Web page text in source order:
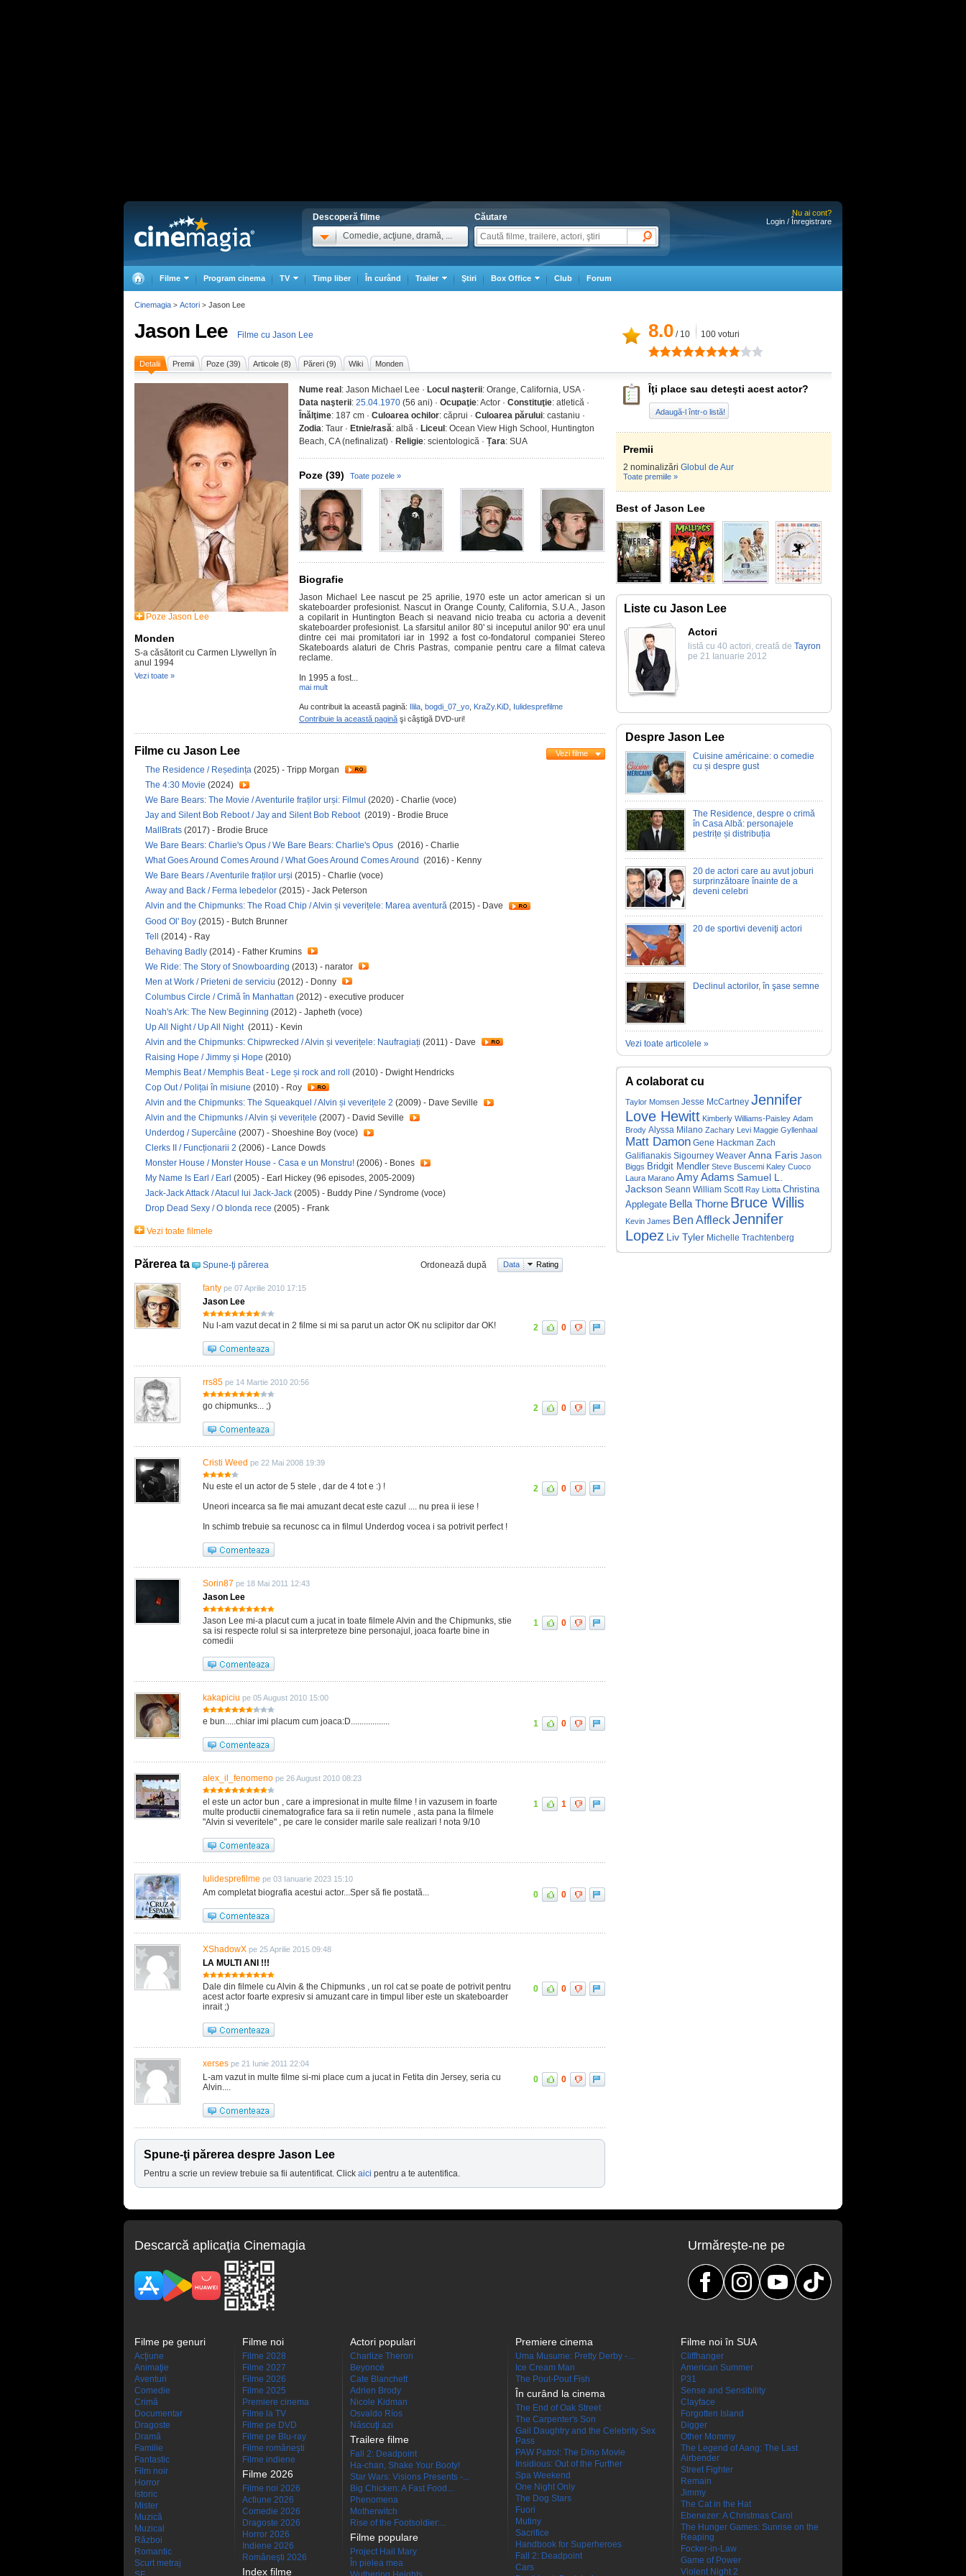
Descoperă filme
Comedie, acţiune, dramă, ...
Căutare
Nu ai cont?
Login / Înregistrare
Filme Program cinema TV Timp liber În curând Trailer Ştiri Box Office Club Forum
Jason Lee Filme cu Jason Lee 8.0 / 10 100 voturi
Detalii Premii Poze (39) Articole (8) Păreri (9) Wiki Monden
Poze Jason Lee
Monden
S-a căsătorit cu Carmen Llywellyn în
anul 1994
Vezi toate »
Nume real : Jason Michael Lee · Locul naşterii: Orange, California, USA ·
Data naşterii: 25.04.1970 (56 ani) · Ocupaţie: Actor · Constituţie: atletică ·
Înălţime: 187 cm · Culoarea ochilor: căprui · Culoarea părului: castaniu ·
Zodia: Taur · Etnie/rasă: albă · Liceul : Ocean View High School, Huntington
Beach, CA (nefinalizat) · Religie: scientologică · Țara: SUA
Poze (39) Toate pozele »
Biografie
Jason Michael Lee nascut pe 25 aprilie, 1970 este un actor american si un
skateboarder profesionist. Nascut in Orange County, California, S.U.A., Jason
a copilarit in Huntington Beach si neavand nicio treaba cu actoria a devenit
skateboarder profesionist. La sfarsitul anilor 80' si inceputul anilor 90' era unul
dintre cei mai promitatori iar in 1992 a fost co-fondatorul companiei Stereo
Skateboards alaturi de Chris Pastras, companie pentru care a filmat cateva
reclame.
In 1995 a fost...
mai mult
Au contribuit la această pagină: Ilila bogdi_07_yo KraZy.KiD Iulidesprefilme
Contribuie la această pagină şi câştigă DVD-uri!
Filme cu Jason Lee Vezi filme
The Residence / Reședința (2025) - Tripp Morgan
The 4:30 Movie (2024)
We Bare Bears: The Movie / Aventurile fraților urși: Filmul (2020) - Charlie (voce)
Jay and Silent Bob Reboot / Jay and Silent Bob Reboot (2019) - Brodie Bruce
MallBrats (2017) - Brodie Bruce
We Bare Bears: Charlie's Opus / We Bare Bears: Charlie's Opus (2016) - Charlie
What Goes Around Comes Around / What Goes Around Comes Around (2016) - Kenny
We Bare Bears / Aventurile fraților urși (2015) - Charlie (voce)
Away and Back / Ferma lebedelor (2015) - Jack Peterson
Alvin and the Chipmunks: The Road Chip / Alvin și veverițele: Marea aventură (2015) - Dave
Good Ol' Boy (2015) - Butch Brunner
Tell (2014) - Ray
Behaving Badly (2014) - Father Krumins
We Ride: The Story of Snowboarding (2013) - narator
Men at Work / Prieteni de serviciu (2012) - Donny
Columbus Circle / Crimă în Manhattan (2012) - executive producer
Noah's Ark: The New Beginning (2012) - Japheth (voce)
Up All Night / Up All Night (2011) - Kevin
Alvin and the Chipmunks: Chipwrecked / Alvin și veverițele: Naufragiați (2011) - Dave
Raising Hope / Jimmy și Hope (2010)
Memphis Beat / Memphis Beat - Lege și rock and roll
(2010) - Dwight Hendricks
Cop Out / Polițai în misiune (2010) - Roy
Alvin and the Chipmunks: The Squeakquel / Alvin și veverițele 2 (2009) - Dave Seville
Alvin and the Chipmunks / Alvin și veverițele (2007) - David Seville
Underdog / Supercâine (2007) - Shoeshine Boy (voce)
Clerks II / Funcționarii 2 (2006) - Lance Dowds
Monster House / Monster House - Casa e un Monstru! (2006) - Bones
My Name Is Earl / Earl (2005) - Earl Hickey (96 episodes, 2005-2009)
Jack-Jack Attack / Atacul lui Jack-Jack (2005) - Buddy Pine / Syndrome (voce)
Drop Dead Sexy / O blonda rece (2005) - Frank
Vezi toate filmele
Părerea ta Spune-ţi părerea Ordonează după Data Rating
fanty pe 07 Aprilie 2010 17:15
Jason Lee
Nu l-am vazut decat in 2 filme si mi sa parut un actor OK nu sclipitor dar OK! 2 0
rrs85 pe 14 Martie 2010 20:56
go chipmunks... ;) 2 0
Cristi Weed pe 22 Mai 2008 19:39
Nu este el un actor de 5 stele , dar de 4 tot e :) !
Uneori incearca sa fie mai amuzant decat este cazul .... nu prea ii iese !
In schimb trebuie sa recunosc ca in filmul Underdog vocea i sa potrivit perfect !
2 0
Sorin87 pe 18 Mai 2011 12:43
Jason Lee
Jason Lee mi-a placut cum a jucat in toate filmele Alvin and the Chipmunks, stie
sa isi respecte rolul si sa interpreteze bine personajul, joaca foarte bine in
comedii
1 0
kakapiciu pe 05 August 2010 15:00
e bun.....chiar imi placum cum joaca:D.................. 1 0
alex_il_fenomeno pe 26 August 2010 08:23
el este un actor bun , care a impresionat in multe filme ! in vazusem in foarte
multe productii cinematografice fara sa ii retin numele , asta pana la filmele
"Alvin si veveritele" , pe care le consider marile sale realizari ! nota 9/10
1 1
Iulidesprefilme pe 03 Ianuarie 2023 15:10
Am completat biografia acestui actor...Sper să fie postată... 0 0
XShadowX pe 25 Aprilie 2015 09:48
LA MULTI ANI !!!
Dale din filmele cu Alvin & the Chipmunks , un rol cat se poate de potrivit pentru
acest actor foarte expresiv si amuzant care in timpul liber este un skateboarder
inrait ;)
0 0
xerses pe 21 Iunie 2011 22:04
L-am vazut in multe filme si-mi place cum a jucat in Fetita din Jersey, seria cu
Alvin....
0 0
Spune-ţi părerea despre Jason Lee
Pentru a scrie un review trebuie sa fii autentificat. Click aici pentru a te autentifica.
Îţi place sau deteşti acest actor?
Adaugă-l într-o listă!
Premii
2 nominalizări Globul de Aur
Toate premiile »
Best of Jason Lee
Liste cu Jason Lee
Actori
listă cu 40 actori, creată de Tayron
pe 21 Ianuarie 2012
Despre Jason Lee
Cuisine américaine: o comedie
cu și despre gust
The Residence, despre o crimă
în Casa Albă: personajele
pestrițe și distribuția
20 de actori care au avut joburi
surprinzătoare înainte de a
deveni celebri
20 de sportivi deveniţi actori
Declinul actorilor, în şase semne
Vezi toate articolele »
A colaborat cu
Taylor Momsen Jesse McCartney Jennifer
Love Hewitt Kimberly Williams-Paisley Adam
Brody Alyssa Milano Zachary Levi Maggie Gyllenhaal
Matt Damon Gene Hackman Zach
Galifianakis Sigourney Weaver Anna Faris Jason
Biggs Bridgit Mendler Steve Buscemi Kaley Cuoco
Laura Marano Amy Adams Samuel L.
Jackson Seann William Scott Ray Liotta Christina
Applegate Bella Thorne Bruce Willis
Kevin James Ben AffleckJennifer
Lopez Liv Tyler Michelle Trachtenberg
Cinemagia > Actori > Jason Lee
Descarcă aplicaţia Cinemagia Urmăreşte-ne pe
Filme pe genuri
Acţiune
Animaţie
Aventuri
Comedie
Crimă
Documentar
Dragoste
Dramă
Familie
Fantastic
Film noir
Horror
Istoric
Mister
Muzică
Muzical
Război
Romantic
Scurt metraj
Filme noi
Filme 2028
Filme 2027
Filme 2026
Filme 2025
Premiere cinema
Filme la TV
Filme pe DVD
Filme pe Blu-ray
Filme româneşti
Filme indiene
Filme 2026
Filme noi 2026
Actiune 2026
Comedie 2026
Dragoste 2026
Horror 2026
Indiene 2026
Româneşti 2026
Index filme
Actori populari
Charlize Theron
Beyoncé
Cate Blanchett
Adrien Brody
Nicole Kidman
Osvaldo Ríos
Născuţi azi
Trailere filme
Fall 2: Deadpoint
Ha-chan, Shake Your Booty!
Star Wars: Visions Presents -...
Big Chicken: A Fast Food...
Phenomena
Motherwitch
Rise of the Footsoldier:...
Filme populare
Project Hail Mary
În pielea mea
Premiere cinema
Uma Musume: Pretty Derby -...
Ice Cream Man
The Pout-Pout Fish
În curând la cinema
The End of Oak Street
The Carpenter's Son
Gail Daughtry and the Celebrity Sex
Pass
PAW Patrol: The Dino Movie
Insidious: Out of the Further
Spa Weekend
One Night Only
The Dog Stars
Fuori
Mutiny
Sacrifice
Handbook for Superheroes
Fall 2: Deadpoint
Cars
Filme noi în SUA
Cliffhanger
American Summer
P31
Sense and Sensibility
Clayface
Forgotten Island
Digger
Other Mommy
The Legend of Aang: The Last
Airbender
Street Fighter
Remain
Jimmy
The Cat in the Hat
Ebenezer: A Christmas Carol
The Hunger Games: Sunrise on the
Reaping
Focker-in-Law
Game of Power
Violent Night 2